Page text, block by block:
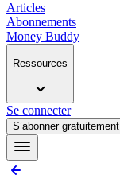
Articles
Abonnements
Money Buddy
Ressources
Se connecter
S’abonner gratuitement